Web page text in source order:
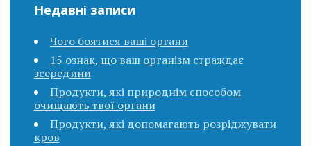
Недавні записи
Чого боятися ваші органи
15 ознак, що ваш організм страждає
зсередини
Продукти, які природнім способом
очищають твої органи
Продукти, які допомагають розріджувати
кров